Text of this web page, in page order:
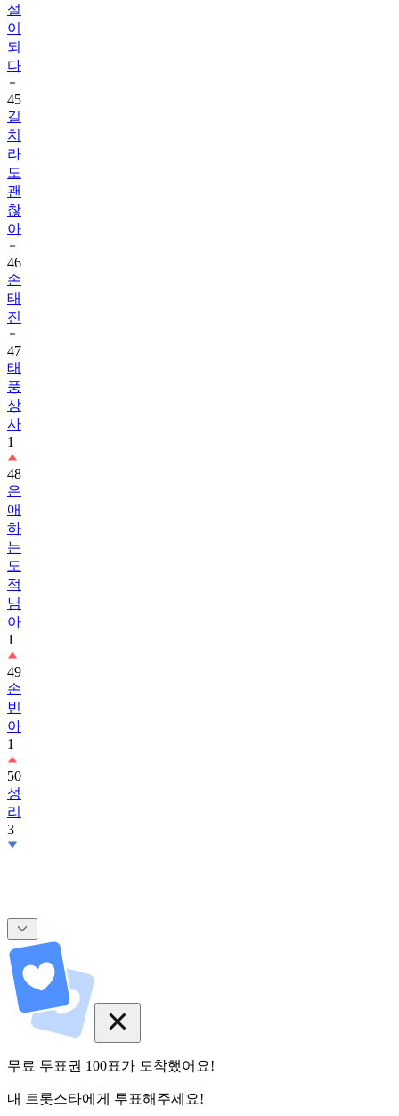
설
이
되
다
45
길
치
라
도
괜
찮
아
46
손
태
진
47
태
풍
상
사
1
48
은
애
하
는
도
적
님
아
1
49
손
빈
아
1
50
성
리
3
무료 투표권 100표가 도착했어요!
내 트롯스타에게 투표해주세요!